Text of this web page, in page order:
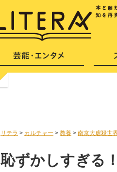
リテラ > カルチャー > 教養 > 南京大虐殺世
恥ずかしすぎる